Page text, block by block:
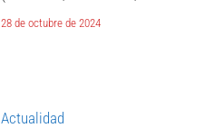
28 de octubre de 2024
Actualidad